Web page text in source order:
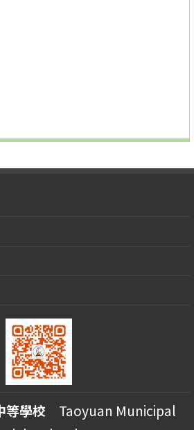
等學校 Taoyuan Municipal